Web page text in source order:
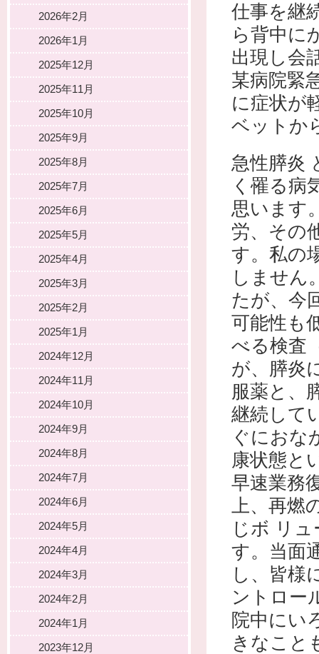
仕事を継
ら背中に
出現し会
某病院緊
に症状が
ベットか
急性膵炎
く罹る病
思います
労、その
す。私の
しません
たが、今
可能性も
べる検査
が、膵炎
服薬と、
継続して
ぐにおな
康状態と
早速業務
上、再燃
じボ リ
す。当面
し、皆様
ントロー
院中にい
きなこと
2026年2月
2026年1月
2025年12月
2025年11月
2025年10月
2025年9月
2025年8月
2025年7月
2025年6月
2025年5月
2025年4月
2025年3月
2025年2月
2025年1月
2024年12月
2024年11月
2024年10月
2024年9月
2024年8月
2024年7月
2024年6月
2024年5月
2024年4月
2024年3月
2024年2月
2024年1月
2023年12月